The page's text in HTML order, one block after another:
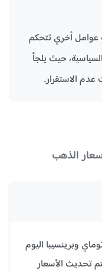
عوامل أخري تتحكم
حيث يلجأ
الاستقرار.
الذهب
في ساوتوماي وبرينسيبا اليوم
يتم تحديث الأسعار